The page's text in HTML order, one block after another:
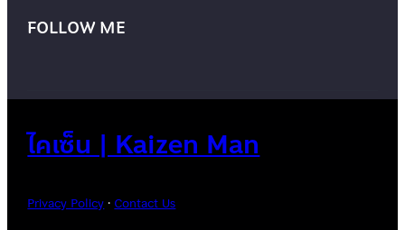
FOLLOW ME
ไคเซ็น | Kaizen Man
Privacy Policy · Contact Us